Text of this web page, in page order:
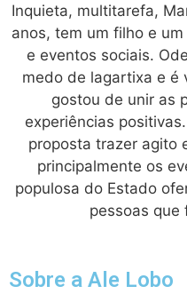
Inquieta, multitarefa,
anos, tem um filho e
e eventos sociais.
medo de lagartixa e é
gostou de unir as
experiências
proposta trazer agito
principalmente os
populosa do Estado
pessoas que
Sobre a Ale Lobo